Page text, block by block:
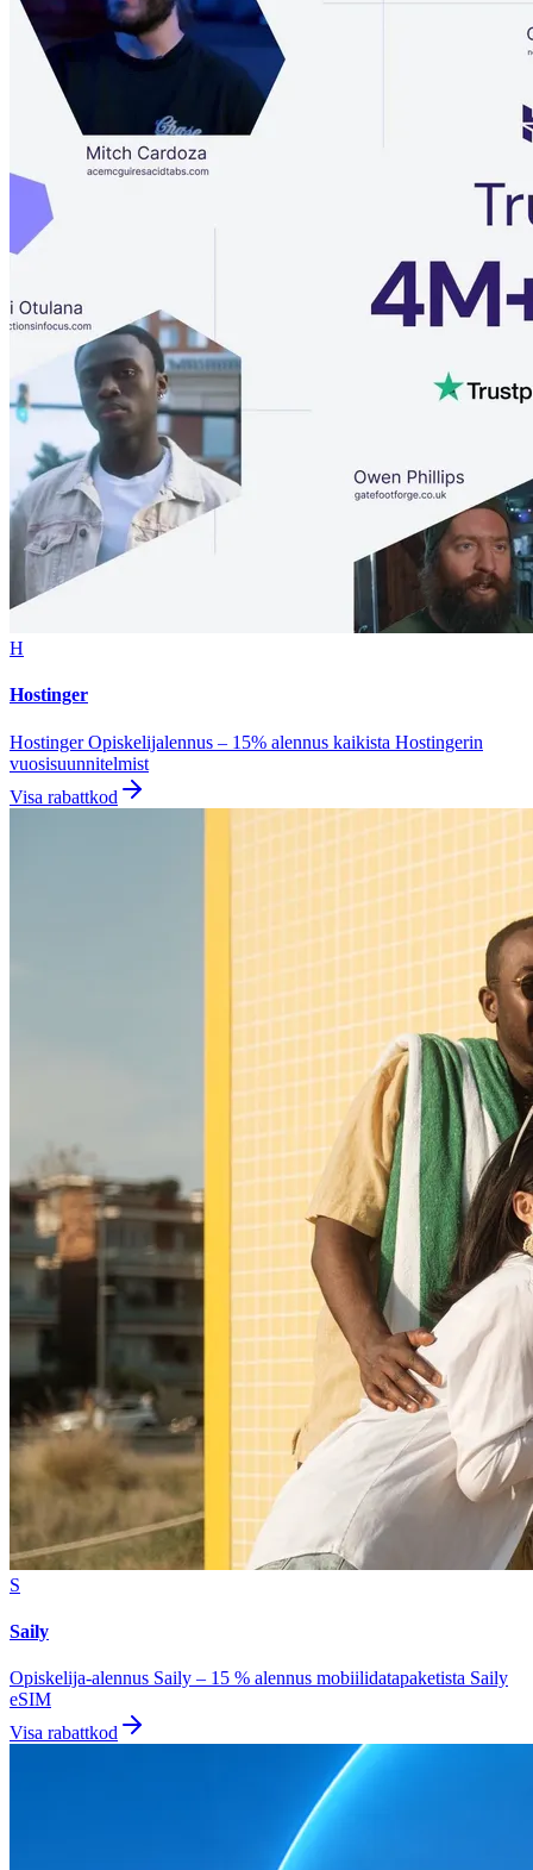
H
Hostinger
Hostinger Opiskelijalennus – 15% alennus kaikista Hostingerin
vuosisuunnitelmist
Visa rabattkod
S
Saily
Opiskelija-alennus Saily – 15 % alennus mobiilidatapaketista Saily
eSIM
Visa rabattkod